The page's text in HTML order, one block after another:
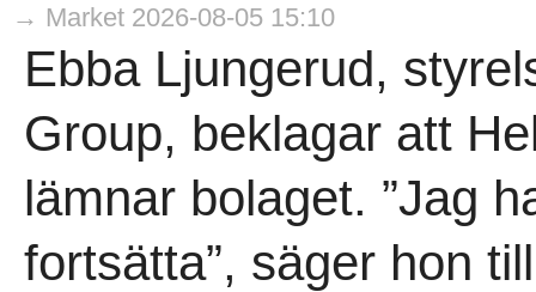
→ Market 2026-08-05 15:10
Ebba Ljungerud,
Group, beklagar att
lämnar bolaget. ”Jag
fortsätta”, säger hon